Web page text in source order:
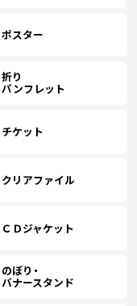
ポスター
折り
パンフレット
チケット
クリアファイル
ＣＤジャケット
のぼり・
バナースタンド